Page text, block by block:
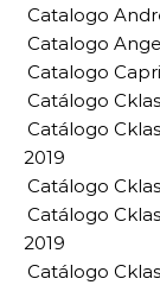
Catalogo
Catalogo
Catalogo
Catálogo
Catálogo
2019
Catálogo
Catálogo
2019
Catálogo